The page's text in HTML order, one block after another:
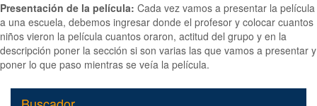
Presentación de la película: Cada vez vamos a presentar la película
a una escuela, debemos ingresar donde el profesor y colocar cuantos
niños vieron la película cuantos oraron, actitud del grupo y en la
descripción poner la sección si son varias las que vamos a presentar y
poner lo que paso mientras se veía la película.